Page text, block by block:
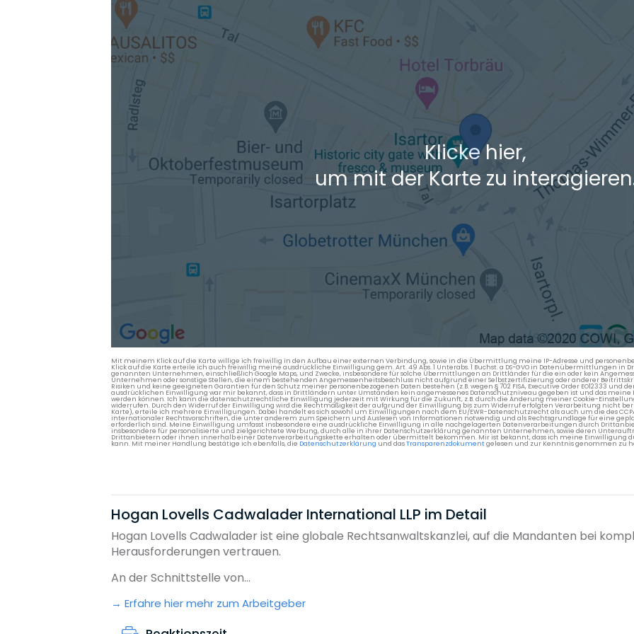
Die berechneten Anreisezeiten basieren auf den Verkehrsdaten eines typischen Dienstag morgens um 8:30.
Klicke hier,
um mit der Karte zu
Mit meinem Klick auf die Karte willige ich freiwillig in den Aufbau einer externen Verbindung, sowie in die Übermittlung meine IP-Adresse und
Klick auf die Karte erteile ich auch freiwillig meine ausdrückliche Einwilligung gem. Art. 49 Abs. 1 Unterabs. 1 Buchst. a DS-GVO in Datenübermittlungen
genannten Unternehmen, einschließlich Google Maps, und Zwecke, insbesondere für solche Übermittlungen an Drittländer für die ein oder kein
Unternehmen oder sonstige Stellen, die einem bestehenden Angemessenheitsbeschluss nicht aufgrund einer Selbstzertifizierung oder anderer
Risiken und keine geeigneten Garantien für den Schutz meiner personenbezogenen Daten bestehen (z.B. wegen § 702 FISA, Executive Order EO12333 und
ausdrücklichen Einwilligung war mir bekannt, dass in Drittländern unter Umständen kein angemessenes Datenschutzniveau gegeben ist und das
werden können. Ich kann die datenschutzrechtliche Einwilligung jederzeit mit Wirkung für die Zukunft, z.B. durch die Änderung meiner Cookie-
widerrufen. Durch den Widerruf der Einwilligung wird die Rechtmäßigkeit der aufgrund der Einwilligung bis zum Widerruf erfolgten Verarbeitung nicht
Karte), erteile ich mehrere Einwilligungen. Dabei handelt es sich sowohl um Einwilligungen nach dem EU/EWR-Datenschutzrecht als auch um die des
internationaler Rechtsvorschriften, die unter anderem zum Speichern und Auslesen von Informationen notwendig und als Rechtsgrundlage für eine
erforderlich sind. Meine Einwilligung umfasst insbesondere eine ausdrückliche Einwilligung in alle nachgelagerten Datenverarbeitungen durch
insbesondere für personalisierte und zielgerichtete Werbung, durch alle in ihrer Datenschutzerklärung genannten Unternehmen, sowie deren
Drittanbietern oder ihnen innerhalb einer Datenverarbeitungskette erhalten oder übermittelt bekommen. Mir ist bekannt, dass ich meine Einwilligung
kann. Mit meiner Handlung bestätige ich ebenfalls, die Datenschutzerklärung und dasTransparenzdokumentgelesen und zur Kenntnis genommen zu
Hogan Lovells Cadwalader International LLP im Detail
Hogan Lovells Cadwalader ist eine globale Rechtsanwaltskanzlei, auf die Mandanten bei
Herausforderungen vertrauen.
An der Schnittstelle von...
Erfahre hier mehr zum Arbeitgeber